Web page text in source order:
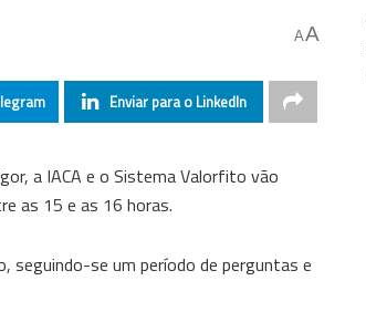
AA
Enviar para o LinkedIn
a IACA e o Sistema Valorfito vão
as 15 e as 16 horas.
seguindo-se um período de perguntas e